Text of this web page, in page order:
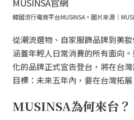
韓國流行電商平台MUSINSA。圖片來源｜
從潮流選物、自家服飾品牌到美
涵蓋年輕人日常消費的所有面向
化的品牌正式宣告登台，將在台
目標：未來五年內，要在台灣拓
MUSINSA為何來台？